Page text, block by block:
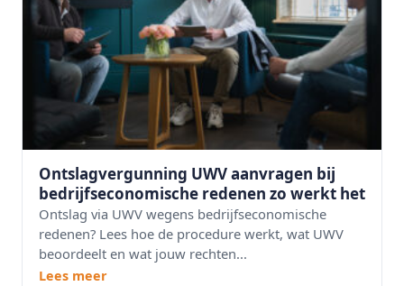
Ontslagvergunning UWV aanvragen bij
bedrijfseconomische redenen zo werkt het
Ontslag via UWV wegens bedrijfseconomische
redenen? Lees hoe de procedure werkt, wat UWV
beoordeelt en wat jouw rechten...
Lees meer